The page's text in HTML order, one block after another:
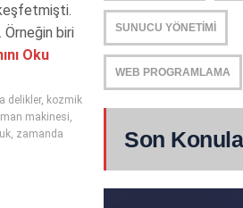
Örneğin biri
Oku
delikler, kozmik
makinesi,
, zamanda
SUNUCU YÖNETIMI
WEB PROGRAMLAMA
Son